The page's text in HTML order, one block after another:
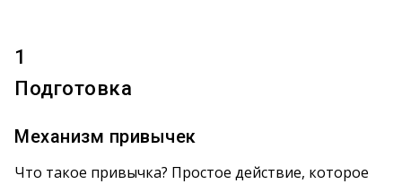
1
Подготовка
Механизм привычек
Что такое привычка? Простое действие, которое